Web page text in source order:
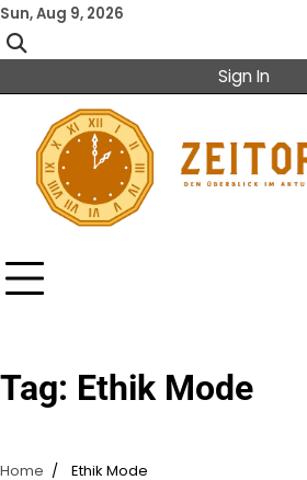
Skip
to
content
Sun, Aug 9, 2026
Sign In
Tag: Ethik Mode
Home Ethik Mode